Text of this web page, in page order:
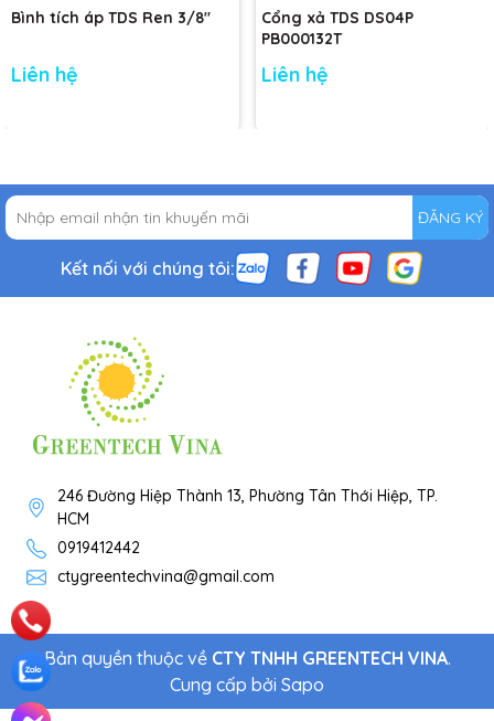
Bình tích áp TDS Ren 3/8"
Liên hệ
Cổng xả TDS DS04P
PB000132T
Liên hệ
ĐĂNG KÝ
Kết nối với chúng tôi:
246 Đường Hiệp Thành 13, Phường Tân Thới Hiệp, TP.
HCM
0919412442
ctygreentechvina@gmail.com
Bản quyền thuộc về CTY TNHH GREENTECH VINA.
Cung cấp bởi Sapo